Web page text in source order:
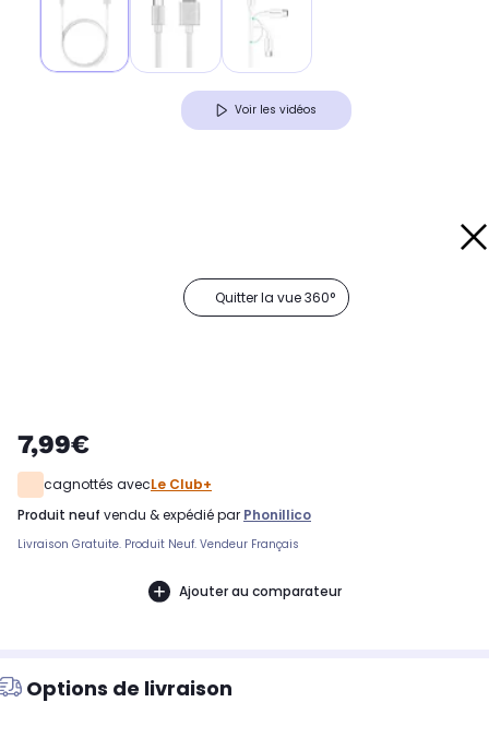
Voir les vidéos
Quitter la vue 360°
7,99€
cagnottés avecLe Club+
produit neuf vendu & expédié par Phonillico
Livraison Gratuite. Produit Neuf. Vendeur Français
Ajouter au comparateur
Options de livraison